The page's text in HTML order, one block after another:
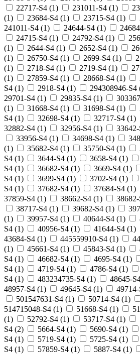
22717-S4 (1) 231011-S4 (1)
(1) 23684-S4 (1) 23715-S4 (1)
241011-S4 (1) 24644-S4 (1)
24715-S4 (1) 24792-S4 (1)
(1) 2644-S4 (1) 2652-S4 (1)
(1) 26750-S4 (1) 2699-S4 (1)
(1) 2718-S4 (1) 2719-S4 (1)
(1) 27859-S4 (1) 28668-S4 (1)
S4 (1) 2918-S4 (1) 294308946-S4
29701-S4 (1) 29835-S4 (1)
(1) 31668-S4 (1) 31698-S4 (1)
S4 (1) 32698-S4 (1) 32717-S4 (1)
32882-S4 (1) 32956-S4 (1)
33956-S4 (1) 34698-S4 (1)
(1) 35682-S4 (1) 35750-S4 (1)
S4 (1) 3644-S4 (1) 3658-S4 (1)
S4 (1) 36682-S4 (1) 3669-S4 (1)
S4 (1) 3699-S4 (1) 3702-S4 (1)
S4 (1) 37682-S4 (1) 37684-S4 (1)
37859-S4 (1) 38662-S4 (1)
38717-S4 (1) 39682-S4 (1)
(1) 39957-S4 (1) 40644-S4 (1)
S4 (1) 40956-S4 (1) 41644-S4 (1)
43684-S4 (1) 445559910-S4 (1)
(1) 45661-S4 (1) 45843-S4 (1)
S4 (1) 46682-S4 (1) 4695-S4 (1)
S4 (1) 4719-S4 (1) 4786-S4 (1)
S4 (1) 483234735-S4 (1) 48645-
48957-S4 (1) 49645-S4 (1)
501547631-S4 (1) 50714-S4 (1)
514715048-S4 (1) 51668-S4 (1)
(1) 52792-S4 (1) 53717-S4 (1)
S4 (2) 5664-S4 (1) 5690-S4 (1)
S4 (1) 5719-S4 (1) 5725-S4 (1)
S4 (1) 57859-S4 (1) 5887-S4 (1)